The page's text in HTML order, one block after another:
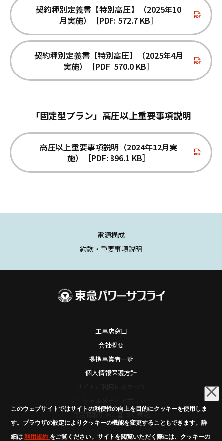
契約種別定義書【特別高圧】（2025年10
月実施）［PDF: 572.7 KB］
契約種別定義書【特別高圧】（2025年4月
実施）［PDF: 570.0 KB］
「固定型プラン」高圧以上重要事項説明
高圧以上重要事項説明（2024年12月実
施）［PDF: 896.1 KB］
電源構成
約款・重要事項説明
工事店窓口
会社概要
提携事業者一覧
個人情報保護方針
特定商取引法に基づく表記
このウェブサイトではサイトの利便性の向上を目的にクッキーを使用しま
す。ブラウザの設定によりクッキーの機能を変更することもできます。詳
細は利用規約 をご覧ください。サイトを閲覧いただく際には、クッキーの